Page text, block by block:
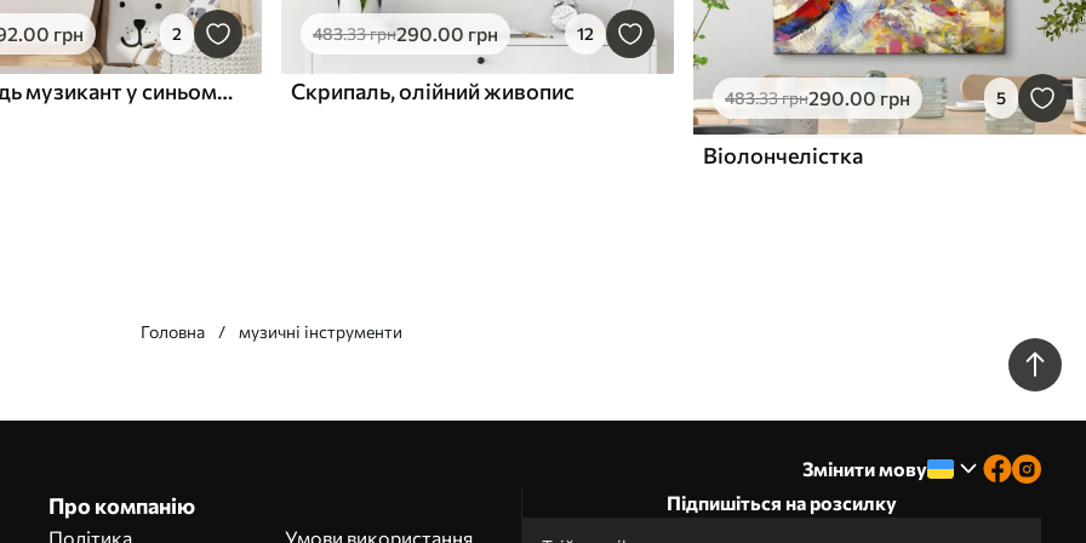
.00 грн 2
Білий ведмідь музикант у синьому картатому костюмі та червоному шарфі грає на гітарі дитяча акварельна ілюстрація
483.33грн290.00 грн 12
Скрипаль, олійний живопис 483.33грн290.00 грн 5
Віолончелістка
Головна музичні інструменти
Змінити мову
Про компанію
Політика Умови використання
Підпишіться на розсилку